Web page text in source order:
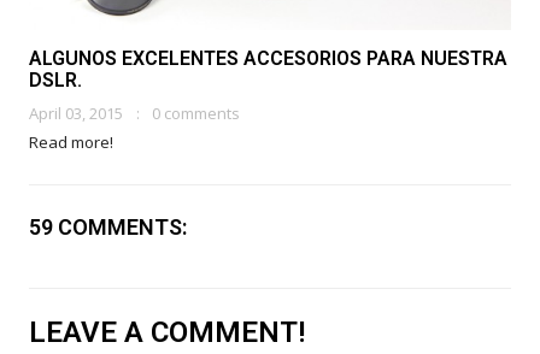
ALGUNOS EXCELENTES ACCESORIOS PARA NUESTRA
DSLR.
April 03, 2015
0 comments
Read more!
59 COMMENTS:
LEAVE A COMMENT!